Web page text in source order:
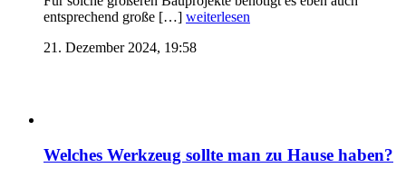
entsprechend große […] weiterlesen
21. Dezember 2024, 19:58
Welches Werkzeug sollte man zu Hause haben?